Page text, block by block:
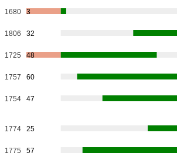
1680 3
1806 32
1725 48
1757 60
1754 47
1774 25
1775 57